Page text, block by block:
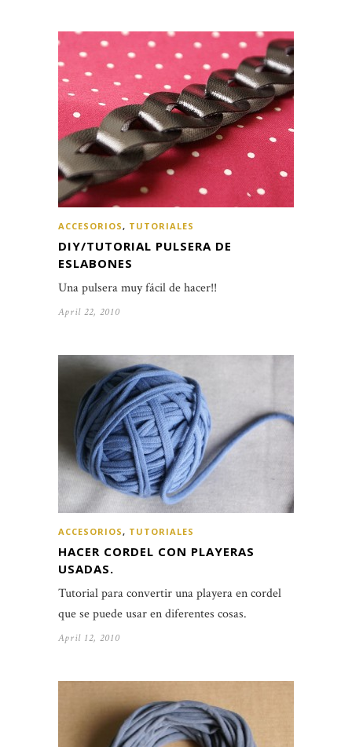
ACCESORIOS, TUTORIALES
DIY/TUTORIAL PULSERA DE
ESLABONES
Una pulsera muy fácil de hacer!!
April 22, 2010
ACCESORIOS, TUTORIALES
HACER CORDEL CON PLAYERAS
USADAS.
Tutorial para convertir una playera en cordel
que se puede usar en diferentes cosas.
April 12, 2010